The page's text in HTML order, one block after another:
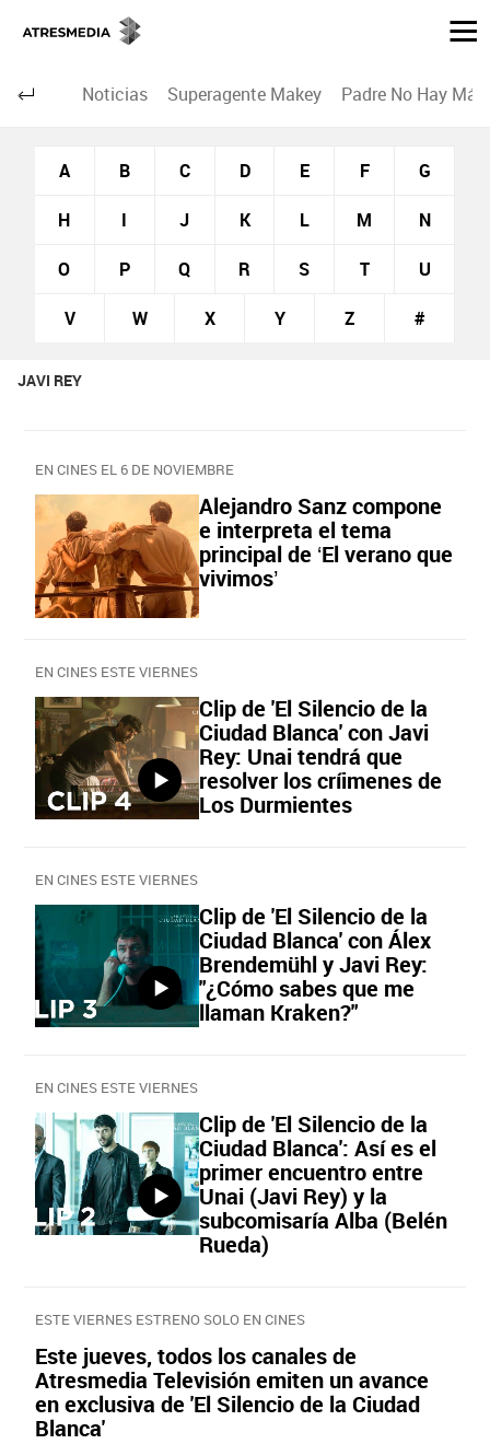
Noticias Superagente Makey Padre No Hay
A B C D E F G
H I J K L M N
O P Q R S T U
V W X Y Z #
JAVI REY
EN CINES EL 6 DE NOVIEMBRE
Alejandro Sanz compone
e interpreta el tema
principal de ‘El verano que
vivimos’
EN CINES ESTE VIERNES
Clip de 'El Silencio de la
Ciudad Blanca' con Javi
Rey: Unai tendrá que
resolver los críimenes de
Los Durmientes
EN CINES ESTE VIERNES
Clip de 'El Silencio de la
Ciudad Blanca' con Álex
Brendemühl y Javi Rey:
"¿Cómo sabes que me
llaman Kraken?"
EN CINES ESTE VIERNES
Clip de 'El Silencio de la
Ciudad Blanca': Así es el
primer encuentro entre
Unai (Javi Rey) y la
subcomisaría Alba (Belén
Rueda)
ESTE VIERNES ESTRENO SOLO EN CINES
Este jueves, todos los canales de
Atresmedia Televisión emiten un avance
en exclusiva de 'El Silencio de la Ciudad
Blanca'